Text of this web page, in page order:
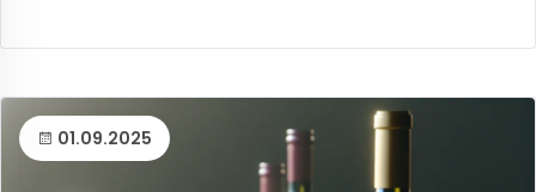
01.09.2025